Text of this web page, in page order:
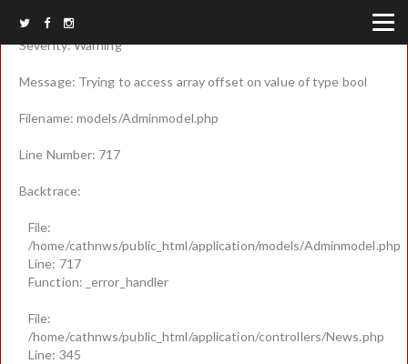
A PHP Error was encountered
Severity: Warning
Message: Trying to access array offset on value of type bool
Filename: models/Adminmodel.php
Line Number: 717
Backtrace:
File:
/home/cathnws/public_html/application/models/Adminmodel.php
Line: 717
Function: _error_handler
File:
/home/cathnws/public_html/application/controllers/News.php
Line: 345